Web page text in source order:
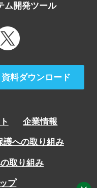
ム開発ツール
資料ダウンロード
企業情報
護への取り組み
取り組み
プ